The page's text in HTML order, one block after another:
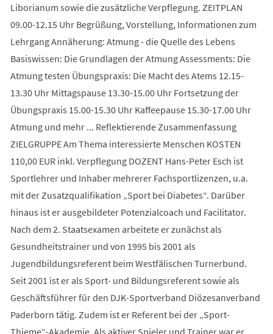
Liborianum sowie die zusätzliche Verpflegung. ZEITPLAN
09.00-12.15 Uhr Begrüßung, Vorstellung, Informationen zum
Lehrgang Annäherung: Atmung - die Quelle des Lebens
Basiswissen: Die Grundlagen der Atmung Assessments: Die
Atmung testen Übungspraxis: Die Macht des Atems 12.15-
13.30 Uhr Mittagspause 13.30-15.00 Uhr Fortsetzung der
Übungspraxis 15.00-15.30 Uhr Kaffeepause 15.30-17.00 Uhr
Atmung und mehr ... Reflektierende Zusammenfassung
ZIELGRUPPE Am Thema interessierte Menschen KOSTEN
110,00 EUR inkl. Verpflegung DOZENT Hans-Peter Esch ist
Sportlehrer und Inhaber mehrerer Fachsportlizenzen, u.a.
mit der Zusatzqualifikation „Sport bei Diabetes“. Darüber
hinaus ist er ausgebildeter Potenzialcoach und Facilitator.
Nach dem 2. Staatsexamen arbeitete er zunächst als
Gesundheitstrainer und von 1995 bis 2001 als
Jugendbildungsreferent beim Westfälischen Turnerbund.
Seit 2001 ist er als Sport- und Bildungsreferent sowie als
Geschäftsführer für den DJK-Sportverband Diözesanverband
Paderborn tätig. Zudem ist er Referent bei der „Sport-
Thieme“-Akademie. Als aktiver Spieler und Trainer war er